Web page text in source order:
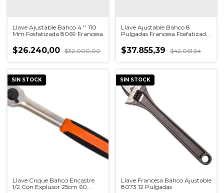
Llave Ajustable Bahco 4 '' 110
Mm Fosfatizada 8069 Francesa
$26.240,00 $32.000,00
Llave Ajustable Bahco 8
Pulgadas Francesa Fosfatizada
$37.855,39 $42.061,54
SIN STOCK
Llave Crique Bahco Encastre
1/2 Con Explusor 25cm 60
SIN STOCK
Llave Francesa Bahco Ajustable
8073 12 Pulgadas